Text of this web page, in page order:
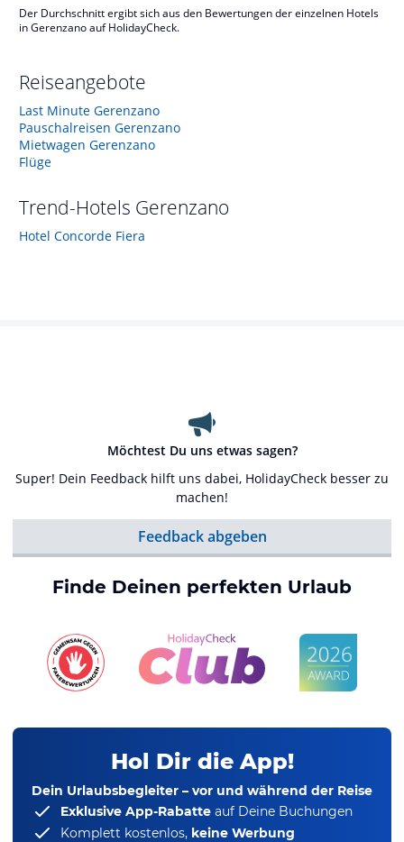
Der Durchschnitt ergibt sich aus den Bewertungen der einzelnen Hotels
in Gerenzano auf HolidayCheck.
Reiseangebote
Last Minute Gerenzano
Pauschalreisen Gerenzano
Mietwagen Gerenzano
Flüge
Trend-Hotels Gerenzano
Hotel Concorde Fiera
Möchtest Du uns etwas sagen?
Super! Dein Feedback hilft uns dabei, HolidayCheck besser zu
machen!
Feedback abgeben
Finde Deinen perfekten Urlaub
Hol Dir die App!
Dein Urlaubsbegleiter – vor und während der Reise
Exklusive App-Rabatte auf Deine Buchungen
Komplett kostenlos, keine Werbung